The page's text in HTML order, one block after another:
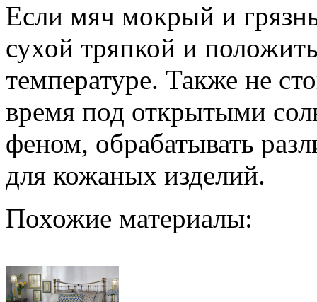
Если мяч мокрый и
сухой тряпкой и
температуре. Также не
время под открытыми
феном, обрабатывать
для кожаных изделий.
Похожие материалы: